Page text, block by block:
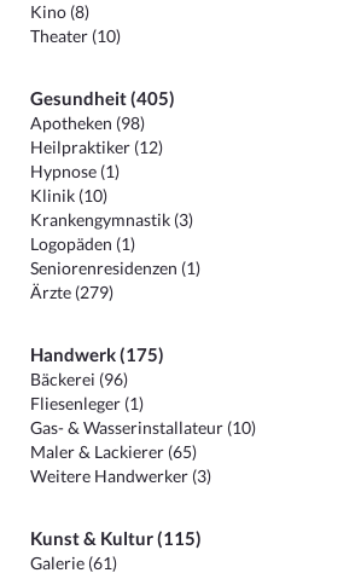
Kino (8)
Theater (10)
Gesundheit (405)
Apotheken (98)
Heilpraktiker (12)
Hypnose (1)
Klinik (10)
Krankengymnastik (3)
Logopäden (1)
Seniorenresidenzen (1)
Ärzte (279)
Handwerk (175)
Bäckerei (96)
Fliesenleger (1)
Gas- & Wasserinstallateur (10)
Maler & Lackierer (65)
Weitere Handwerker (3)
Kunst & Kultur (115)
Galerie (61)